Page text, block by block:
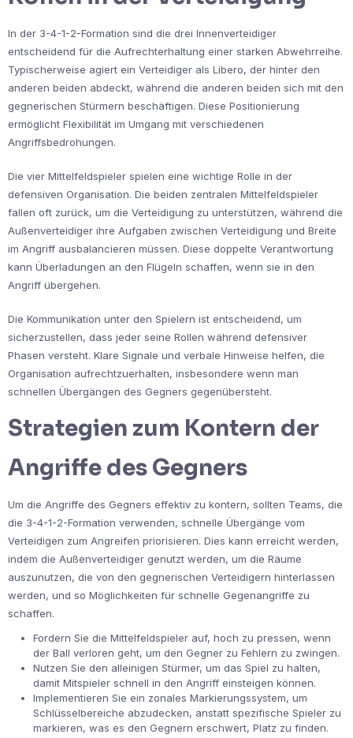
In der 3-4-1-2-Formation sind die drei Innenverteidiger
entscheidend für die Aufrechterhaltung einer starken Abwehrreihe.
Typischerweise agiert ein Verteidiger als Libero, der hinter den
anderen beiden abdeckt, während die anderen beiden sich mit den
gegnerischen Stürmern beschäftigen. Diese Positionierung
ermöglicht Flexibilität im Umgang mit verschiedenen
Angriffsbedrohungen.
Die vier Mittelfeldspieler spielen eine wichtige Rolle in der
defensiven Organisation. Die beiden zentralen Mittelfeldspieler
fallen oft zurück, um die Verteidigung zu unterstützen, während die
Außenverteidiger ihre Aufgaben zwischen Verteidigung und Breite
im Angriff ausbalancieren müssen. Diese doppelte Verantwortung
kann Überladungen an den Flügeln schaffen, wenn sie in den
Angriff übergehen.
Die Kommunikation unter den Spielern ist entscheidend, um
sicherzustellen, dass jeder seine Rollen während defensiver
Phasen versteht. Klare Signale und verbale Hinweise helfen, die
Organisation aufrechtzuerhalten, insbesondere wenn man
schnellen Übergängen des Gegners gegenübersteht.
Strategien zum Kontern der
Angriffe des Gegners
Um die Angriffe des Gegners effektiv zu kontern, sollten Teams, die
die 3-4-1-2-Formation verwenden, schnelle Übergänge vom
Verteidigen zum Angreifen priorisieren. Dies kann erreicht werden,
indem die Außenverteidiger genutzt werden, um die Räume
auszunutzen, die von den gegnerischen Verteidigern hinterlassen
werden, und so Möglichkeiten für schnelle Gegenangriffe zu
schaffen.
Fordern Sie die Mittelfeldspieler auf, hoch zu pressen, wenn
der Ball verloren geht, um den Gegner zu Fehlern zu zwingen.
Nutzen Sie den alleinigen Stürmer, um das Spiel zu halten,
damit Mitspieler schnell in den Angriff einsteigen können.
Implementieren Sie ein zonales Markierungssystem, um
Schlüsselbereiche abzudecken, anstatt spezifische Spieler zu
markieren, was es den Gegnern erschwert, Platz zu finden.